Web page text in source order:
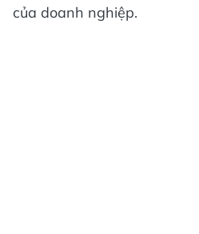
của doanh nghiệp.